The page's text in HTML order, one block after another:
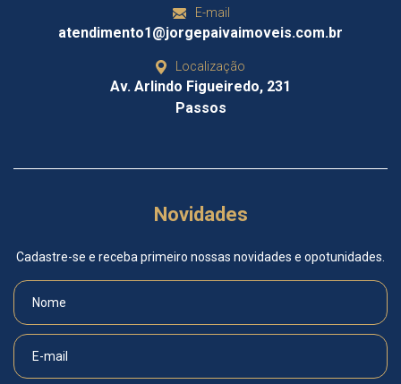
E-mail
atendimento1@jorgepaivaimoveis.com.br
Localização
Av. Arlindo Figueiredo, 231
Passos
Novidades
Cadastre-se e receba primeiro nossas novidades e opotunidades.